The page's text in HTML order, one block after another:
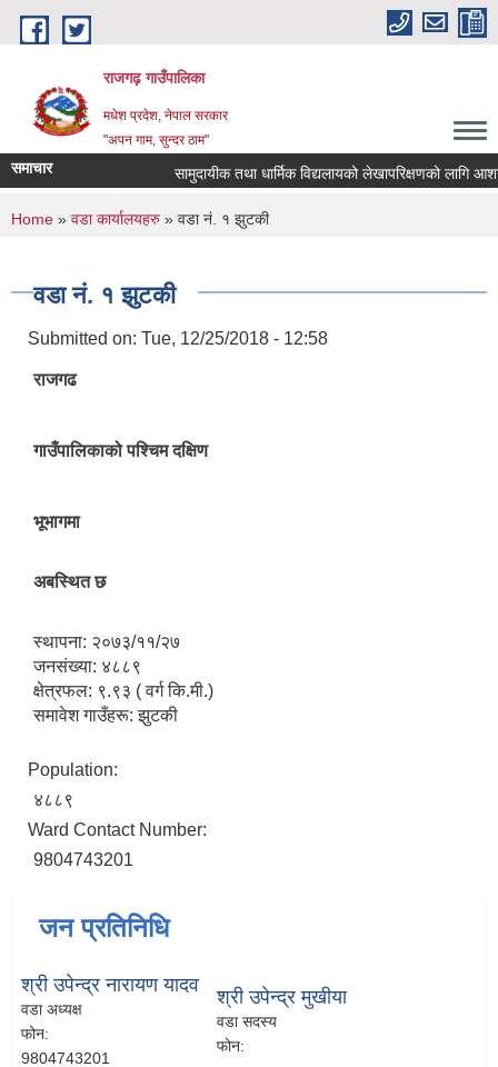
Skip to main content
राजगढ़ गाउँपालिका
मधेश प्रदेश, नेपाल सरकार
"अपन गाम, सुन्दर ठाम"
समाचार सामुदायीक तथा धार्मिक विद्यलायको लेखापरिक्षणको लागि
You are here
Home » वडा कार्यालयहरु » वडा नं. १ झुटकी
वडा नं. १ झुटकी
Submitted on: Tue, 12/25/2018 - 12:58
राजगढ
गाउँपालिकाको पश्चिम दक्षिण
भूभागमा
अबस्थित छ
स्थापना: २०७३/११/२७
जनसंख्या: ४८८९
क्षेत्रफल: ९.९३ ( वर्ग कि.मी.)
समावेश गाउँहरू: झुटकी
Population:
४८८९
Ward Contact Number:
9804743201
जन प्रतिनिधि
श्री उपेन्द्र नारायण यादव
वडा अध्यक्ष
फोन:
9804743201
श्री उपेन्द्र मुखीया
वडा सदस्य
फोन: